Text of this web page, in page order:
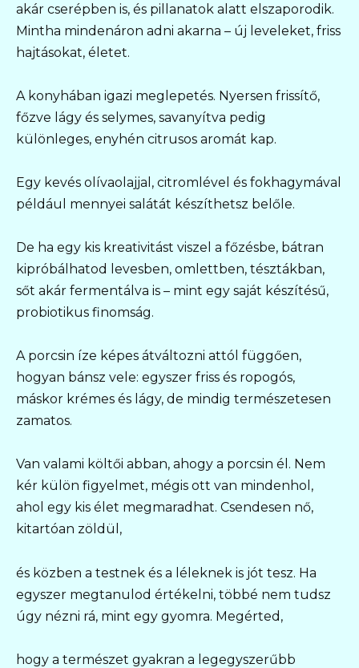
akár cserépben is, és pillanatok alatt elszaporodik.
Mintha mindenáron adni akarna – új leveleket, friss
hajtásokat, életet.
A konyhában igazi meglepetés. Nyersen frissítő,
főzve lágy és selymes, savanyítva pedig
különleges, enyhén citrusos aromát kap.
Egy kevés olívaolajjal, citromlével és fokhagymával
például mennyei salátát készíthetsz belőle.
De ha egy kis kreativitást viszel a főzésbe, bátran
kipróbálhatod levesben, omlettben, tésztákban,
sőt akár fermentálva is – mint egy saját készítésű,
probiotikus finomság.
A porcsin íze képes átváltozni attól függően,
hogyan bánsz vele: egyszer friss és ropogós,
máskor krémes és lágy, de mindig természetesen
zamatos.
Van valami költői abban, ahogy a porcsin él. Nem
kér külön figyelmet, mégis ott van mindenhol,
ahol egy kis élet megmaradhat. Csendesen nő,
kitartóan zöldül,
és közben a testnek és a léleknek is jót tesz. Ha
egyszer megtanulod értékelni, többé nem tudsz
úgy nézni rá, mint egy gyomra. Megérted,
hogy a természet gyakran a legegyszerűbb